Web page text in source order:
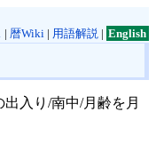
| 暦Wiki| 用語解説| English
入り/南中/月齢を月